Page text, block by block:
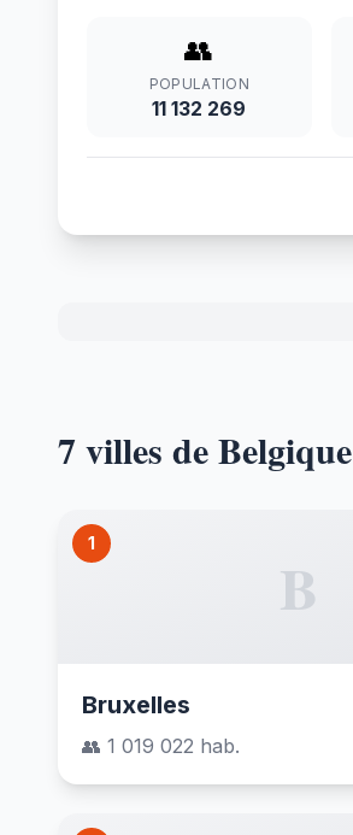
👥
POPULATION
11 132 269
7 villes de Belgique
1
B
Bruxelles
👥 1 019 022 hab.